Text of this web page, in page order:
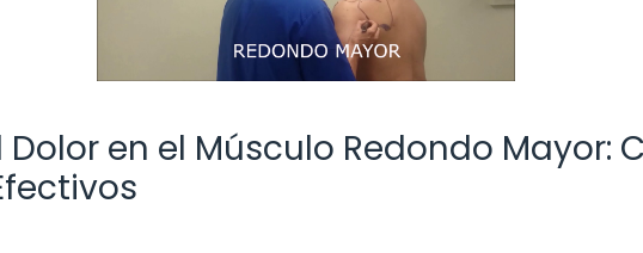
en el Músculo Redondo Mayor: